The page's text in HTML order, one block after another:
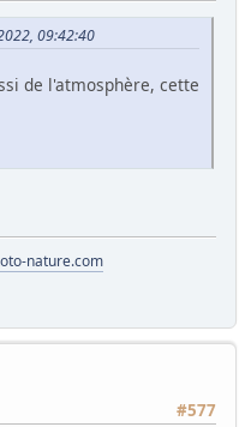
09:42:40
de l'atmosphère, cette
nature.com
#577